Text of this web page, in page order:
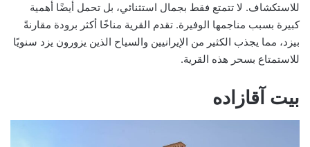
للاستكشاف. لا تتمتع فقط بجمال استثنائي، بل تحمل أيضًا أهمية
كبيرة بسبب مناجمها الوفيرة. تقدم القرية مناخًا أكثر برودة مقارنةً
بيزد، مما يجذب الكثير من الإيرانيين والسياح الذين يزورون يزد سنويًا
للاستمتاع بسحر هذه القرية.
بيت آقازاده